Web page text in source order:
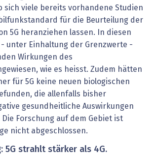
sich viele bereits vorhandene Studien
für die Beurteilung der
5G heranziehen lassen. In diesen
unter Einhaltung der Grenzwerte -
Wirkungen des
wie es heisst. Zudem hätten
für 5G keine neuen biologischen
die allenfalls bisher
gesundheitliche Auswirkungen
Forschung auf dem Gebiet ist
nicht abgeschlossen.
5G strahlt stärker als 4G.